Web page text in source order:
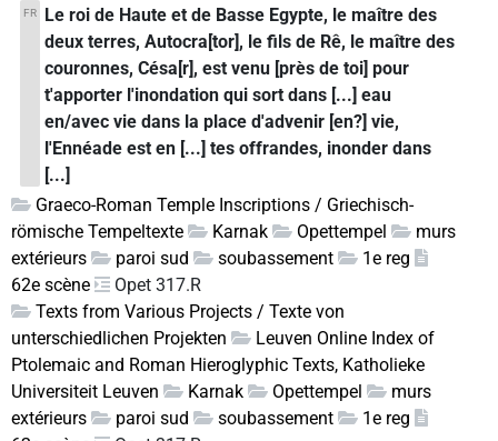
FR
Le roi de Haute et de Basse Egypte, le maître des
deux terres, Autocra[tor], le fils de Rê, le maître des
couronnes, Césa[r], est venu [près de toi] pour
t'apporter l'inondation qui sort dans [...] eau
en/avec vie dans la place d'advenir [en?] vie,
l'Ennéade est en [...] tes offrandes, inonder dans
[...]
Graeco-Roman Temple Inscriptions / Griechisch-
römische Tempeltexte
Karnak Opettempel
murs
extérieurs
paroi sud soubassement
1e reg
62e scène
Opet 317.R
Texts from Various Projects / Texte von
unterschiedlichen Projekten
Leuven Online Index of
Ptolemaic and Roman Hieroglyphic Texts, Katholieke
Universiteit Leuven
Karnak Opettempel
murs
extérieurs
paroi sud soubassement
1e reg